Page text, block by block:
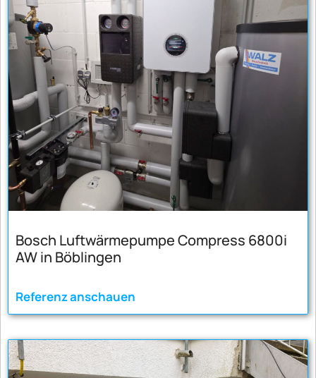
Bosch Luftwärmepumpe Compress 6800i
AW in Böblingen
Referenz anschauen